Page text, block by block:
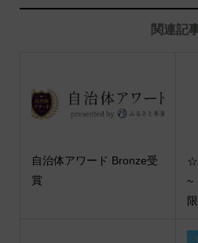
関連記
自治体アワード Bronze受
賞
~